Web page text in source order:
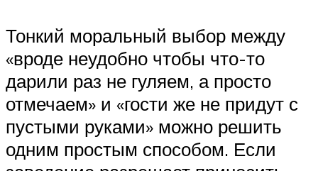
Тонкий моральный выбор между
«вроде неудобно чтобы что-то
дарили раз не гуляем, а просто
отмечаем» и «гости же не придут с
пустыми руками» можно решить
одним простым способом. Если